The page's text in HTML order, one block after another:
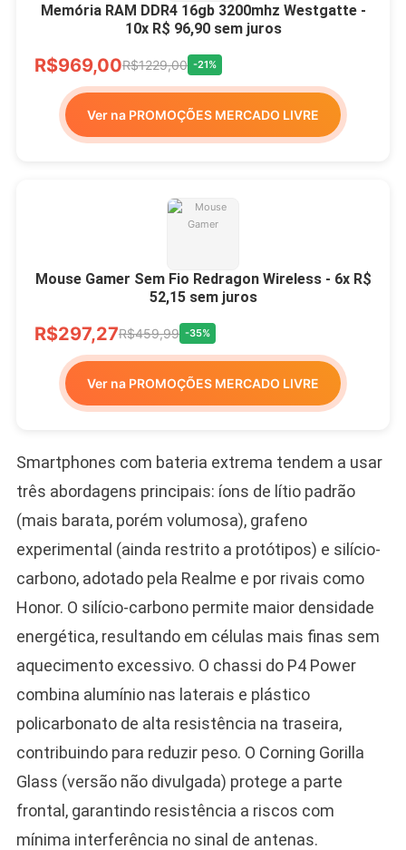
Memória RAM DDR4 16gb 3200mhz Westgatte -
10x R$ 96,90 sem juros
R$969,00R$1229,00 -21%
Ver na PROMOÇÕES MERCADO LIVRE
Mouse Gamer Sem Fio Redragon Wireless - 6x R$
52,15 sem juros
R$297,27R$459,99 -35%
Ver na PROMOÇÕES MERCADO LIVRE
Smartphones com bateria extrema tendem a usar
três abordagens principais: íons de lítio padrão
(mais barata, porém volumosa), grafeno
experimental (ainda restrito a protótipos) e silício-
carbono, adotado pela Realme e por rivais como
Honor. O silício-carbono permite maior densidade
energética, resultando em células mais finas sem
aquecimento excessivo. O chassi do P4 Power
combina alumínio nas laterais e plástico
policarbonato de alta resistência na traseira,
contribuindo para reduzir peso. O Corning Gorilla
Glass (versão não divulgada) protege a parte
frontal, garantindo resistência a riscos com
mínima interferência no sinal de antenas.